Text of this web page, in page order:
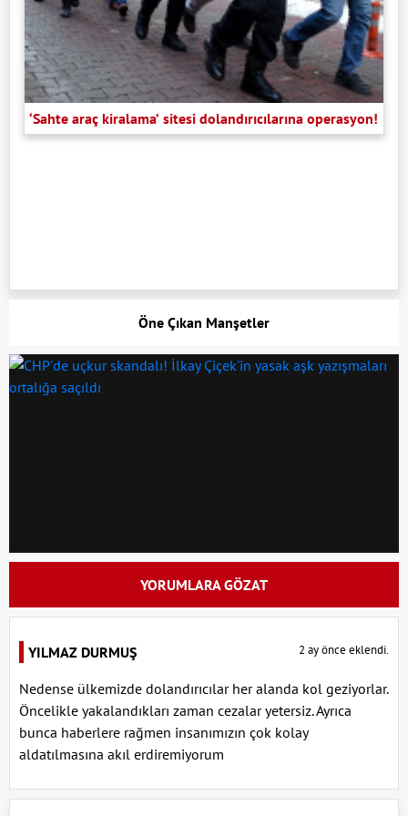
‘Sahte araç kiralama’ sitesi dolandırıcılarına operasyon!
Öne Çıkan Manşetler
YORUMLARA GÖZAT
YILMAZ DURMUŞ 2 ay önce eklendi.
Nedense ülkemizde dolandırıcılar her alanda kol geziyorlar.
Öncelikle yakalandıkları zaman cezalar yetersiz. Ayrıca
bunca haberlere rağmen insanımızın çok kolay
aldatılmasına akıl erdiremiyorum